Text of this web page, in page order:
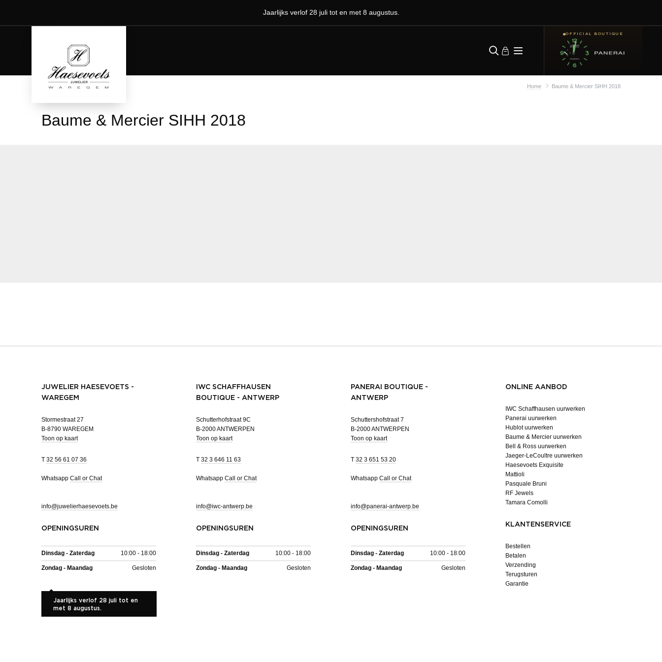
Jaarlijks verlof 28 juli tot en met 8 augustus.
OFFICIAL BOUTIQUE
Home Baume & Mercier SIHH 2018
Baume & Mercier SIHH 2018
JUWELIER HAESEVOETS -
WAREGEM
Stormestraat 27
B-8790 WAREGEM
Toon op kaart
T 32 56 61 07 36
Whatsapp Call or Chat
info@juwelierhaesevoets.be
OPENINGSUREN
Dinsdag - Zaterdag 10:00 - 18:00
Zondag - Maandag Gesloten
Jaarlijks verlof 28 juli tot en
met 8 augustus.
IWC SCHAFFHAUSEN
BOUTIQUE - ANTWERP
Schutterhofstraat 9C
B-2000 ANTWERPEN
Toon op kaart
T 32 3 646 11 63
Whatsapp Call or Chat
info@iwc-antwerp.be
OPENINGSUREN
Dinsdag - Zaterdag 10:00 - 18:00
Zondag - Maandag Gesloten
PANERAI BOUTIQUE -
ANTWERP
Schuttershofstraat 7
B-2000 ANTWERPEN
Toon op kaart
T 32 3 651 53 20
Whatsapp Call or Chat
info@panerai-antwerp.be
OPENINGSUREN
Dinsdag - Zaterdag 10:00 - 18:00
Zondag - Maandag Gesloten
ONLINE AANBOD
IWC Schaffhausen uurwerken
Panerai uurwerken
Hublot uurwerken
Baume & Mercier uurwerken
Bell & Ross uurwerken
Jaeger-LeCoultre uurwerken
Haesevoets Exquisite
Mattioli
Pasquale Bruni
RF Jewels
Tamara Comolli
KLANTENSERVICE
Bestellen
Betalen
Verzending
Terugsturen
Garantie